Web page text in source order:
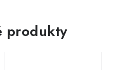
produkty